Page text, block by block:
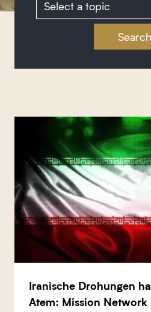
Iranische Drohungen
Atem: Mission Network